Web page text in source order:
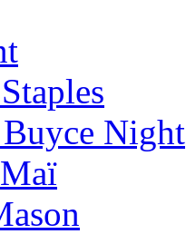
Night